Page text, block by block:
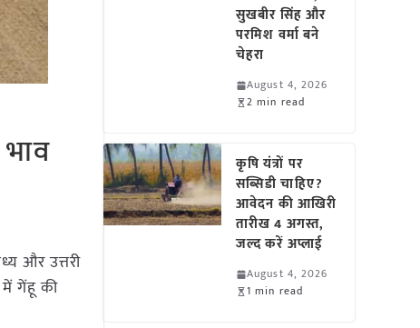
और उत्तरी
में गेंहू की
सुखबीर सिंह और
परमिश वर्मा बने
चेहरा
August 4, 2026
2 min read
कृषि यंत्रों पर
सब्सिडी चाहिए?
आवेदन की आखिरी
तारीख 4 अगस्त,
जल्द करें अप्लाई
August 4, 2026
1 min read